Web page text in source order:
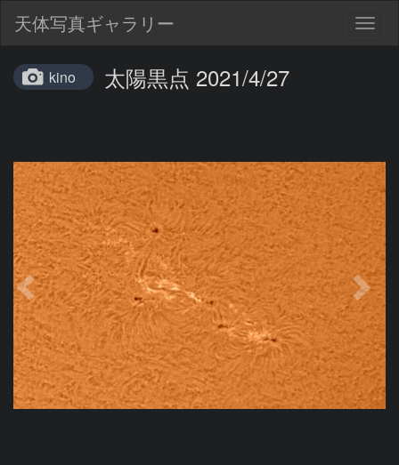
天体写真ギャラリー
kino 太陽黒点 2021/4/27